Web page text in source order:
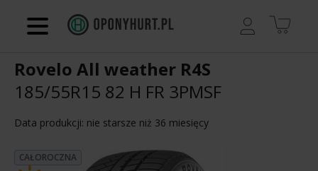
Kontakt
Rovelo All weather R4S
185/55R15 82 H FR 3PMSF
Data produkcji: nie starsze niż 36 miesięcy
CAŁOROCZNA